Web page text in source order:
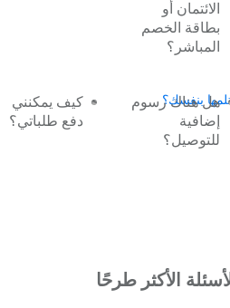
بنفسك؟
الائتمان أو
بطاقة الخصم
المباشر؟
هل هناك رسوم
إضافية
للتوصيل؟
كيف يمكنني
دفع طلباتي؟
الأكثر طرحًا